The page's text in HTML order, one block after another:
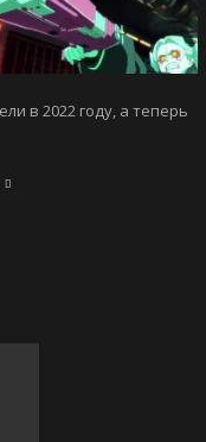
в 2022 году, а теперь